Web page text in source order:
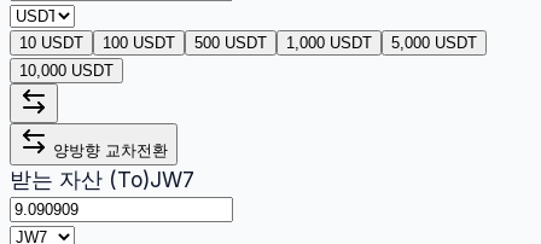
10 USDT 100 USDT 500 USDT 1,000 USDT
5,000 USDT
10,000 USDT
양방향 교차전환
받는 자산 (To)JW7